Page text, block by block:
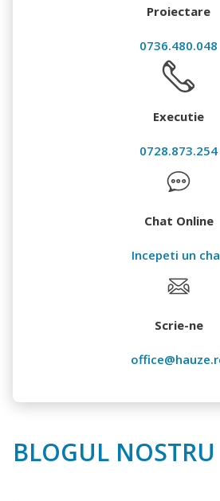
Proiectare
0736.480.048
Executie
0728.873.254
Chat Online
Incepeti un
Scrie-ne
BLOGUL NOSTRU